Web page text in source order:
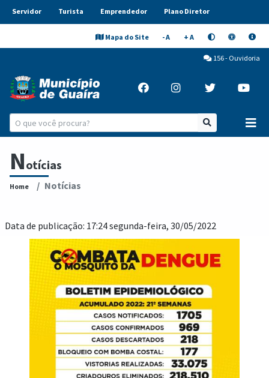
Servidor Turista Emprendedor Plano Diretor
Mapa do Site - A + A
156 - Ouvidoria
Notícias
Home Notícias
Data de publicação: 17:24 segunda-feira, 30/05/2022